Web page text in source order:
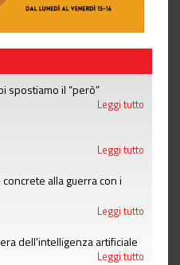
spostiamo il “però”
Leggi tutto
Leggi tutto
alla guerra con i
Leggi tutto
dell'intelligenza artificiale
Leggi tutto